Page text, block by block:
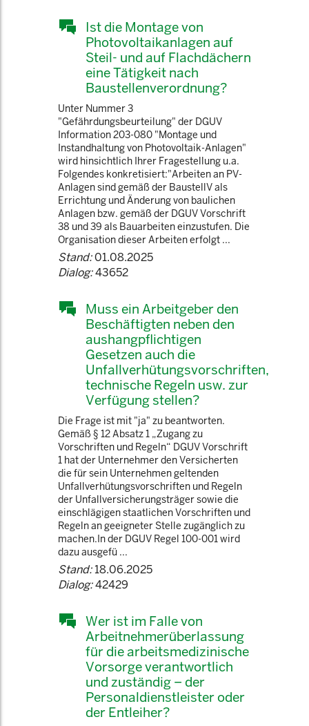
Ist die Montage von
Photovoltaikanlagen auf
Steil- und auf Flachdächern
eine Tätigkeit nach
Baustellenverordnung?
Unter Nummer 3
"Gefährdungsbeurteilung" der DGUV
Information 203-080 "Montage und
Instandhaltung von Photovoltaik-Anlagen"
wird hinsichtlich Ihrer Fragestellung u.a.
Folgendes konkretisiert:"Arbeiten an PV-
Anlagen sind gemäß der BaustellV als
Errichtung und Änderung von baulichen
Anlagen bzw. gemäß der DGUV Vorschrift
38 und 39 als Bauarbeiten einzustufen. Die
Organisation dieser Arbeiten erfolgt ...
Stand:01.08.2025
Dialog:43652
Muss ein Arbeitgeber den
Beschäftigten neben den
aushangpflichtigen
Gesetzen auch die
Unfallverhütungsvorschriften,
technische Regeln usw. zur
Verfügung stellen?
Die Frage ist mit "ja" zu beantworten.
Gemäß § 12 Absatz 1 „Zugang zu
Vorschriften und Regeln“ DGUV Vorschrift
1 hat der Unternehmer den Versicherten
die für sein Unternehmen geltenden
Unfallverhütungsvorschriften und Regeln
der Unfallversicherungsträger sowie die
einschlägigen staatlichen Vorschriften und
Regeln an geeigneter Stelle zugänglich zu
machen.In der DGUV Regel 100-001 wird
dazu ausgefü ...
Stand:18.06.2025
Dialog:42429
Wer ist im Falle von
Arbeitnehmerüberlassung
für die arbeitsmedizinische
Vorsorge verantwortlich
und zuständig – der
Personaldienstleister oder
der Entleiher?